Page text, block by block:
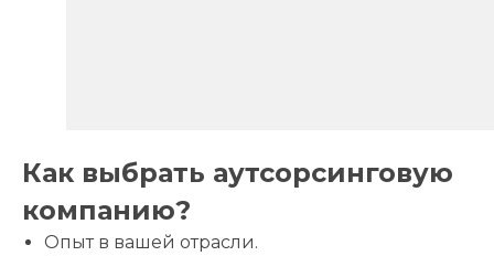
Как выбрать аутсорсинговую
компанию?
Опыт в вашей отрасли.